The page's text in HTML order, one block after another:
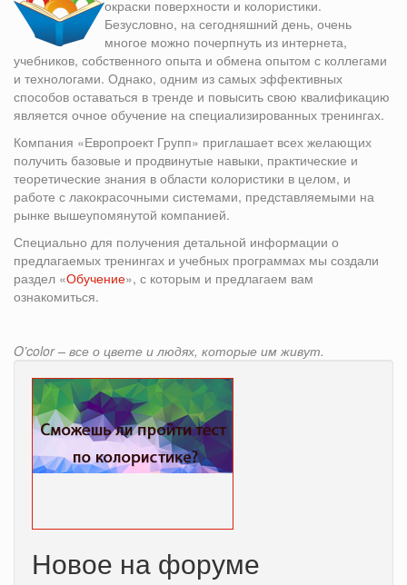
окраски поверхности и колористики.
Безусловно, на сегодняшний день, очень
многое можно почерпнуть из интернета,
учебников, собственного опыта и обмена опытом с коллегами
и технологами. Однако, одним из самых эффективных
способов оставаться в тренде и повысить свою квалификацию
является очное обучение на специализированных тренингах.
Компания «Европроект Групп» приглашает всех желающих
получить базовые и продвинутые навыки, практические и
теоретические знания в области колористики в целом, и
работе с лакокрасочными системами, представляемыми на
рынке вышеупомянутой компанией.
Специально для получения детальной информации о
предлагаемых тренингах и учебных программах мы создали
раздел «Обучение», с которым и предлагаем вам
ознакомиться.
O’color – все о цвете и людях, которые им живут.
Новое на форуме